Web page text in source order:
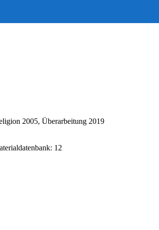
2005, Überarbeitung 2019
12